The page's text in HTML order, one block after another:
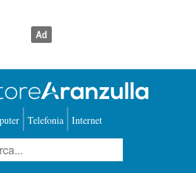
Telefonia Internet